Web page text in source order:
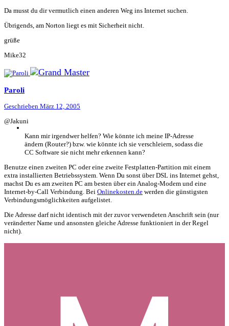
Da musst du dir vermutlich einen anderen Weg ins Internet suchen.
Übrigends, am Norton liegt es mit Sicherheit nicht.
grüße
Mike32
Paroli
Geschrieben März 12, 2005
@Jakuni
Kann mir irgendwer helfen? Wie könnte ich meine IP-Adresse
ändern (Router?) bzw. wie könnte ich sie verschleiern, sodass die
CC Software sie nicht mehr erkennen kann?
Benutze einen zweiten PC oder eine zweite Festplatten-Partition mit einem
extra installierten Betriebssystem. Wenn Du sonst über DSL ins Internet gehst,
machst Du es am zweiten PC am besten über ein Analog-Modem und eine
Internet-by-Call Verbindung. Bei Onlinekosten.de werden die günstigsten
Verbindungsmöglichkeiten aufgelistet.
Die Adresse darf nicht identisch mit der zuvor verwendeten Anschrift sein (nur
veränderter Name und ansonsten gleiche Adresse funktioniert in der Regel
nicht).